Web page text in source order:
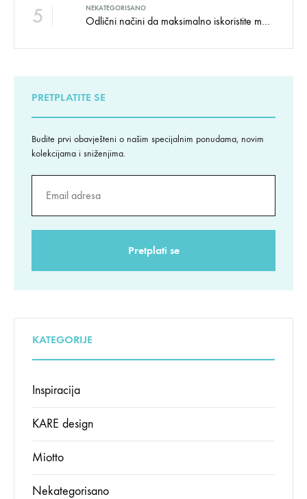
5 NEKATEGORISANO
Odlični načini da maksimalno iskoristite male prostore
PRETPLATITE SE
Budite prvi obavješteni o našim specijalnim ponudama, novim
kolekcijama i sniženjima.
KATEGORIJE
Inspiracija
KARE design
Miotto
Nekategorisano